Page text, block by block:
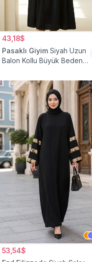
43,18$
Pasaklı Giyim Siyah Uzun
Balon Kollu Büyük Beden
53,54$